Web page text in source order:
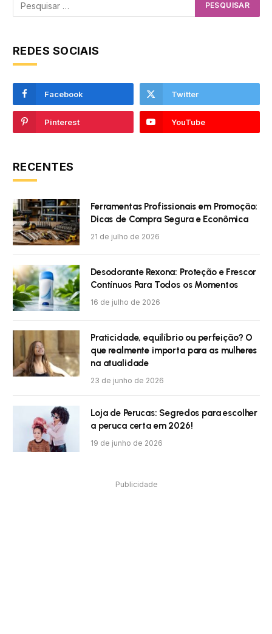
REDES SOCIAIS
Facebook Twitter
Pinterest YouTube
RECENTES
Ferramentas Profissionais em Promoção:
Dicas de Compra Segura e Econômica
21 de julho de 2026
Desodorante Rexona: Proteção e Frescor
Contínuos Para Todos os Momentos
16 de julho de 2026
Praticidade, equilíbrio ou perfeição? O
que realmente importa para as mulheres
na atualidade
23 de junho de 2026
Loja de Perucas: Segredos para escolher
a peruca certa em 2026!
19 de junho de 2026
Publicidade